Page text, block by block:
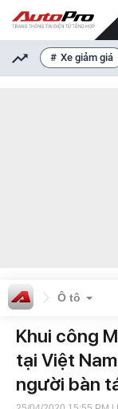
Xe giảm giá
Ô tô
Khui công
tại Việt
người bàn